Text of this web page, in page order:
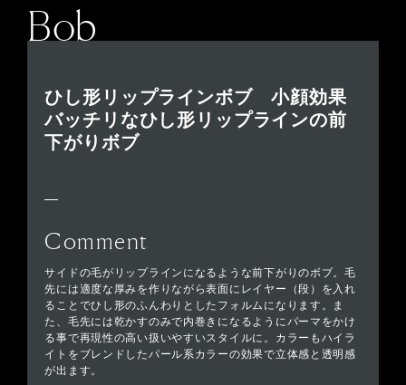
Bob
ひし形リップラインボブ 小顔効果
バッチリなひし形リップラインの前
下がりボブ
Comment
サイドの毛がリップラインになるような前下がりのボブ。毛
先には適度な厚みを作りながら表面にレイヤー（段）を入れ
ることでひし形のふんわりとしたフォルムになります。ま
た、毛先には乾かすのみで内巻きになるようにパーマをかけ
る事で再現性の高い扱いやすいスタイルに。カラーもハイラ
イトをブレンドしたパール系カラーの効果で立体感と透明感
が出ます。